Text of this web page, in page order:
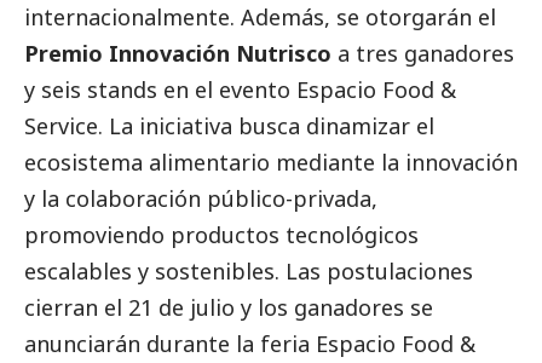
internacionalmente. Además, se otorgarán el
Premio Innovación Nutrisco a tres ganadores
y seis stands en el evento Espacio Food &
Service. La iniciativa busca dinamizar el
ecosistema alimentario mediante la innovación
y la colaboración público-privada,
promoviendo productos tecnológicos
escalables y sostenibles. Las postulaciones
cierran el 21 de julio y los ganadores se
anunciarán durante la feria Espacio Food &